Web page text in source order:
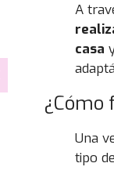
A
casa
¿Cómo
Una
tipo